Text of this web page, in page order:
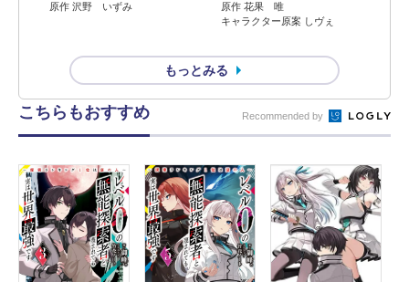
原作 沢野 いずみ
原作 花果 唯
キャラクター原案 しヴぇ
もっとみる
こちらもおすすめ Recommended by